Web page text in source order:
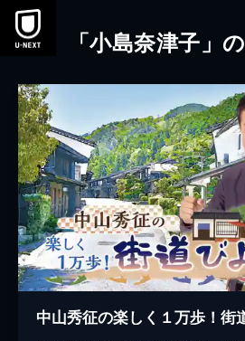
本文へスキップ
「小島奈津子」
中山秀征の楽しく１万歩！街